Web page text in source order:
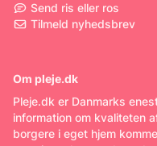
Send ris eller ros
Tilmeld nyhedsbrev
Om pleje.dk
Pleje.dk er Danmarks
information om kvaliteten
borgere i eget hjem